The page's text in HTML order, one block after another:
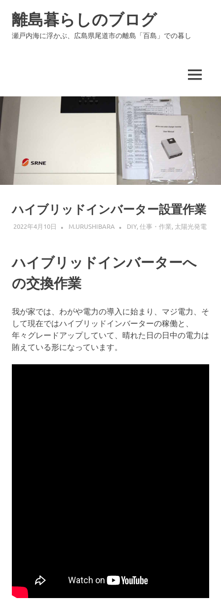
ッ
プ
離島暮らしのブログ
瀬戸内海に浮かぶ、広島県尾道市の離島「百島」での暮し
MENU
ハイブリッドインバーター設置作業
2022年4月10日 M.URUSHIBARA DIY,仕事・作業, 太陽光発電
ハイブリッドインバーターへ
の交換作業
我が家では、わがや電力の導入に始まり、マジ電力、そ
して現在ではハイブリッドインバーターの稼働と、
年々グレードアップしていて、晴れた日の日中の電力は
賄えている形になっています。